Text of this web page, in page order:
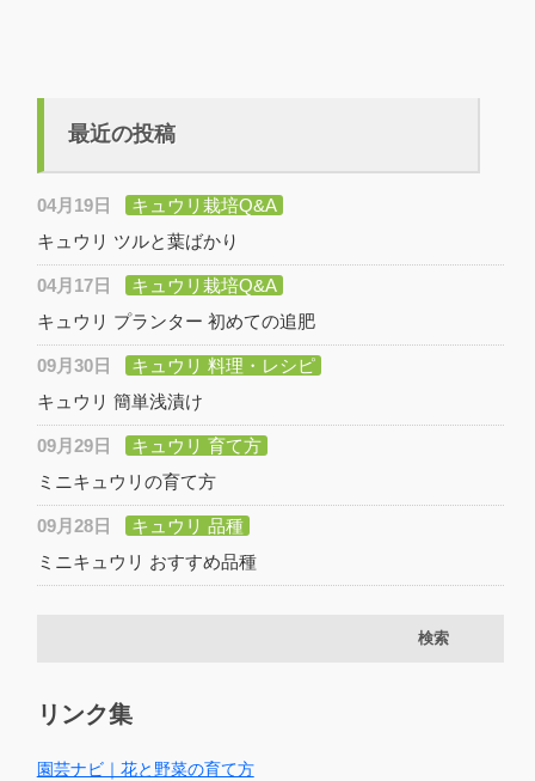
最近の投稿
04月19日
キュウリ栽培Q&A
キュウリ ツルと葉ばかり
04月17日
キュウリ栽培Q&A
キュウリ プランター 初めての追肥
09月30日
キュウリ 料理・レシピ
キュウリ 簡単浅漬け
09月29日
キュウリ 育て方
ミニキュウリの育て方
09月28日
キュウリ 品種
ミニキュウリ おすすめ品種
リンク集
園芸ナビ｜花と野菜の育て方